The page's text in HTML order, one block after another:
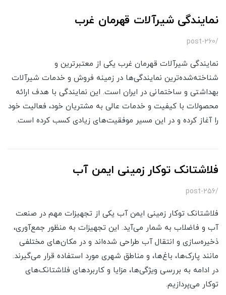
نمایندگی شیرآلات قهرمان غرب
/post-260
نمایندگی شیرآلات قهرمان غرب یکی از معتبرترین و
شناخته‌شده‌ترین نمایندگی‌ها در زمینه فروش و خدمات شیرآلات
بهداشتی و ساختمانی در ایران است. این نمایندگی با هدف ارائه
محصولات با کیفیت و خدمات عالی به مشتریان خود، فعالیت خود
را آغاز کرده و در این مسیر موفقیت‌های زیادی کسب کرده است.
فلاشتانک توکار زمینی ایمن آب
/post-256
فلاشتانک توکار زمینی ایمن آب یکی از تجهیزات مهم در صنعت
آب و فاضلاب به شمار می‌آید. این تجهیزات به منظور جمع‌آوری،
ذخیره‌سازی و انتقال آب طراحی شده‌اند و در مکان‌های مختلفی
مانند پارک‌ها، باغ‌ها، و مناطق شهری مورد استفاده قرار می‌گیرند.
در ادامه به بررسی ویژگی‌ها، مزایا و کاربردهای فلاشتانک‌های
توکار می‌پردازیم.